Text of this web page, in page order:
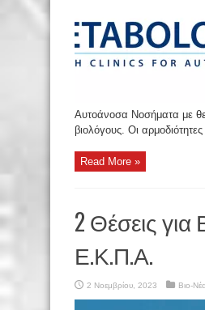
Αυτοάνοσα Νοσήματα με
βιολόγους. Οι
Read More »
2 Θέσεις
Ε.Κ.Π.Α.
2 Νοεμβρίου, 2023 Βιο-